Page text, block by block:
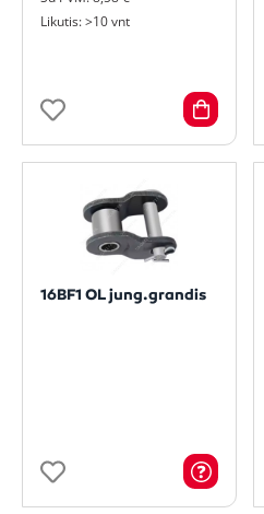
Likutis: >10 vnt
16BF1 OL jung.grandis